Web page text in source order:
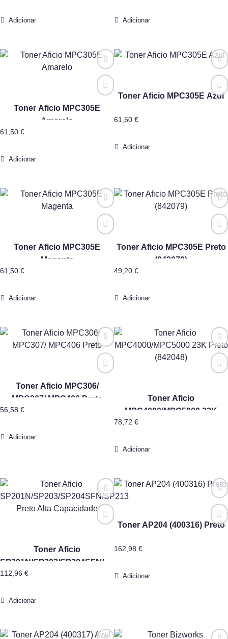
Adicionar Adicionar
Toner Aficio MPC305E
Amarelo
61,50 €
Adicionar
Toner Aficio MPC305E Azul
61,50 €
Adicionar
Toner Aficio MPC305E
Magenta
61,50 €
Adicionar
Toner Aficio MPC305E Preto
(842079)
49,20 €
Adicionar
Toner Aficio MPC306/
MPC307/ MPC406 Preto
56,58 €
Adicionar
Toner Aficio
MPC4000/MPC5000 23K
78,72 €
Adicionar
Toner Aficio
SP201N/SP203/SP204SFN/SP213
Preto Alta Capacidade
112,96 €
Adicionar
Toner AP204 (400316) Preto
162,98 €
Adicionar